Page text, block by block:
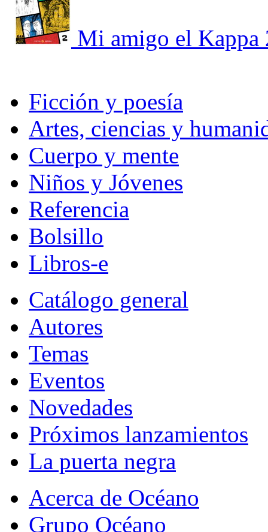
Mi amigo el Kappa
Ficción y poesía
Artes, ciencias y
Cuerpo y mente
Niños y Jóvenes
Referencia
Bolsillo
Libros-e
Catálogo general
Autores
Temas
Eventos
Novedades
Próximos lanzamientos
La puerta negra
Acerca de Océano
Grupo Océano